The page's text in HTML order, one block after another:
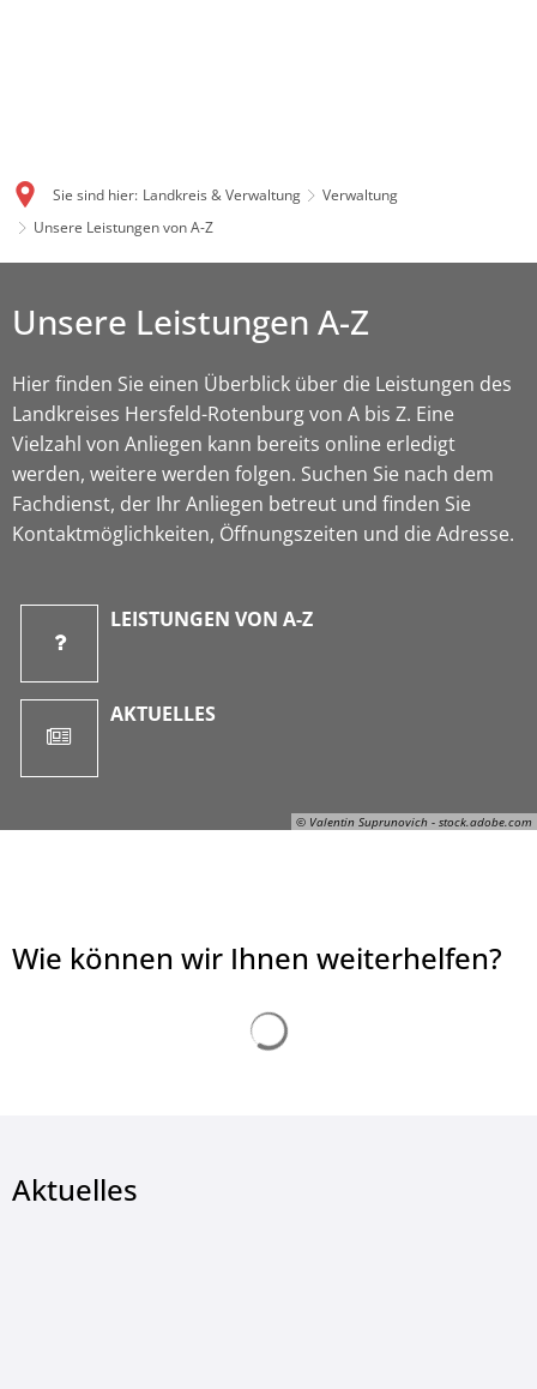
Sie sind hier: Landkreis & Verwaltung
Verwaltung
Unsere Leistungen von A-Z
© Valentin Suprunovich - stock.adobe.com
Unsere Leistungen A-Z
Hier finden Sie einen Überblick über die Leistungen des
Landkreises Hersfeld-Rotenburg von A bis Z. Eine
Vielzahl von Anliegen kann bereits online erledigt
werden, weitere werden folgen. Suchen Sie nach dem
Fachdienst, der Ihr Anliegen betreut und finden Sie
Kontaktmöglichkeiten, Öffnungszeiten und die Adresse.
LEISTUNGEN VON A-Z
AKTUELLES
Wie können wir Ihnen weiterhelfen?
Aktuelles